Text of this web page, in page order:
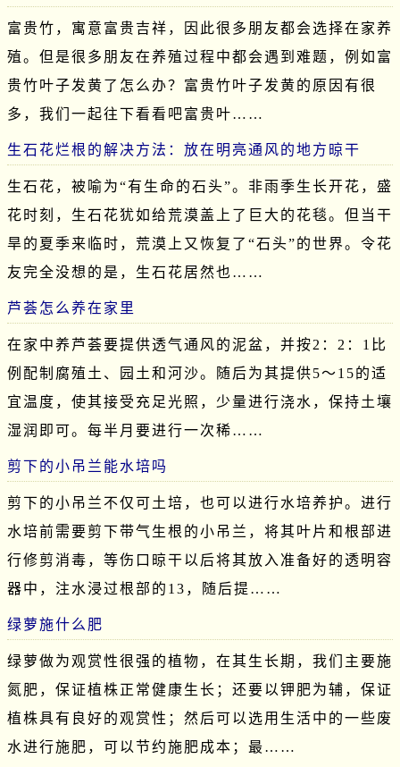
富贵竹，寓意富贵吉祥，因此很多朋友都会选择在家养
殖。但是很多朋友在养殖过程中都会遇到难题，例如富
贵竹叶子发黄了怎么办？富贵竹叶子发黄的原因有很
多，我们一起往下看看吧富贵叶……
生石花烂根的解决方法：放在明亮通风的地方晾干
生石花，被喻为“有生命的石头”。非雨季生长开花，盛
花时刻，生石花犹如给荒漠盖上了巨大的花毯。但当干
旱的夏季来临时，荒漠上又恢复了“石头”的世界。令花
友完全没想的是，生石花居然也……
芦荟怎么养在家里
在家中养芦荟要提供透气通风的泥盆，并按2：2：1比
例配制腐殖土、园土和河沙。随后为其提供5～15的适
宜温度，使其接受充足光照，少量进行浇水，保持土壤
湿润即可。每半月要进行一次稀……
剪下的小吊兰能水培吗
剪下的小吊兰不仅可土培，也可以进行水培养护。进行
水培前需要剪下带气生根的小吊兰，将其叶片和根部进
行修剪消毒，等伤口晾干以后将其放入准备好的透明容
器中，注水浸过根部的13，随后提……
绿萝施什么肥
绿萝做为观赏性很强的植物，在其生长期，我们主要施
氮肥，保证植株正常健康生长；还要以钾肥为辅，保证
植株具有良好的观赏性；然后可以选用生活中的一些废
水进行施肥，可以节约施肥成本；最……